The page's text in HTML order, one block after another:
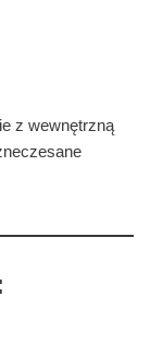
z wewnętrzną